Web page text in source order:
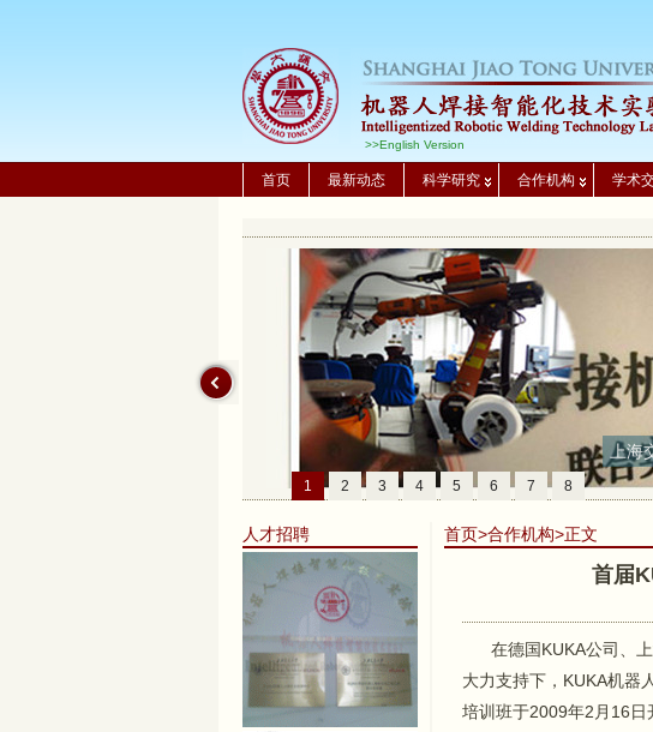
>>English Version
首页 最新动态 科学研究 合作机构 学术
上海
1 2 3 4 5 6 7 8
人才招聘
2014 IEEE International
Conference on Automation
Science and Engineering
首页>合作机构>正文
首届
在德国KUKA公司、上
大力支持下，KUKA机器
培训班于2009年2月16